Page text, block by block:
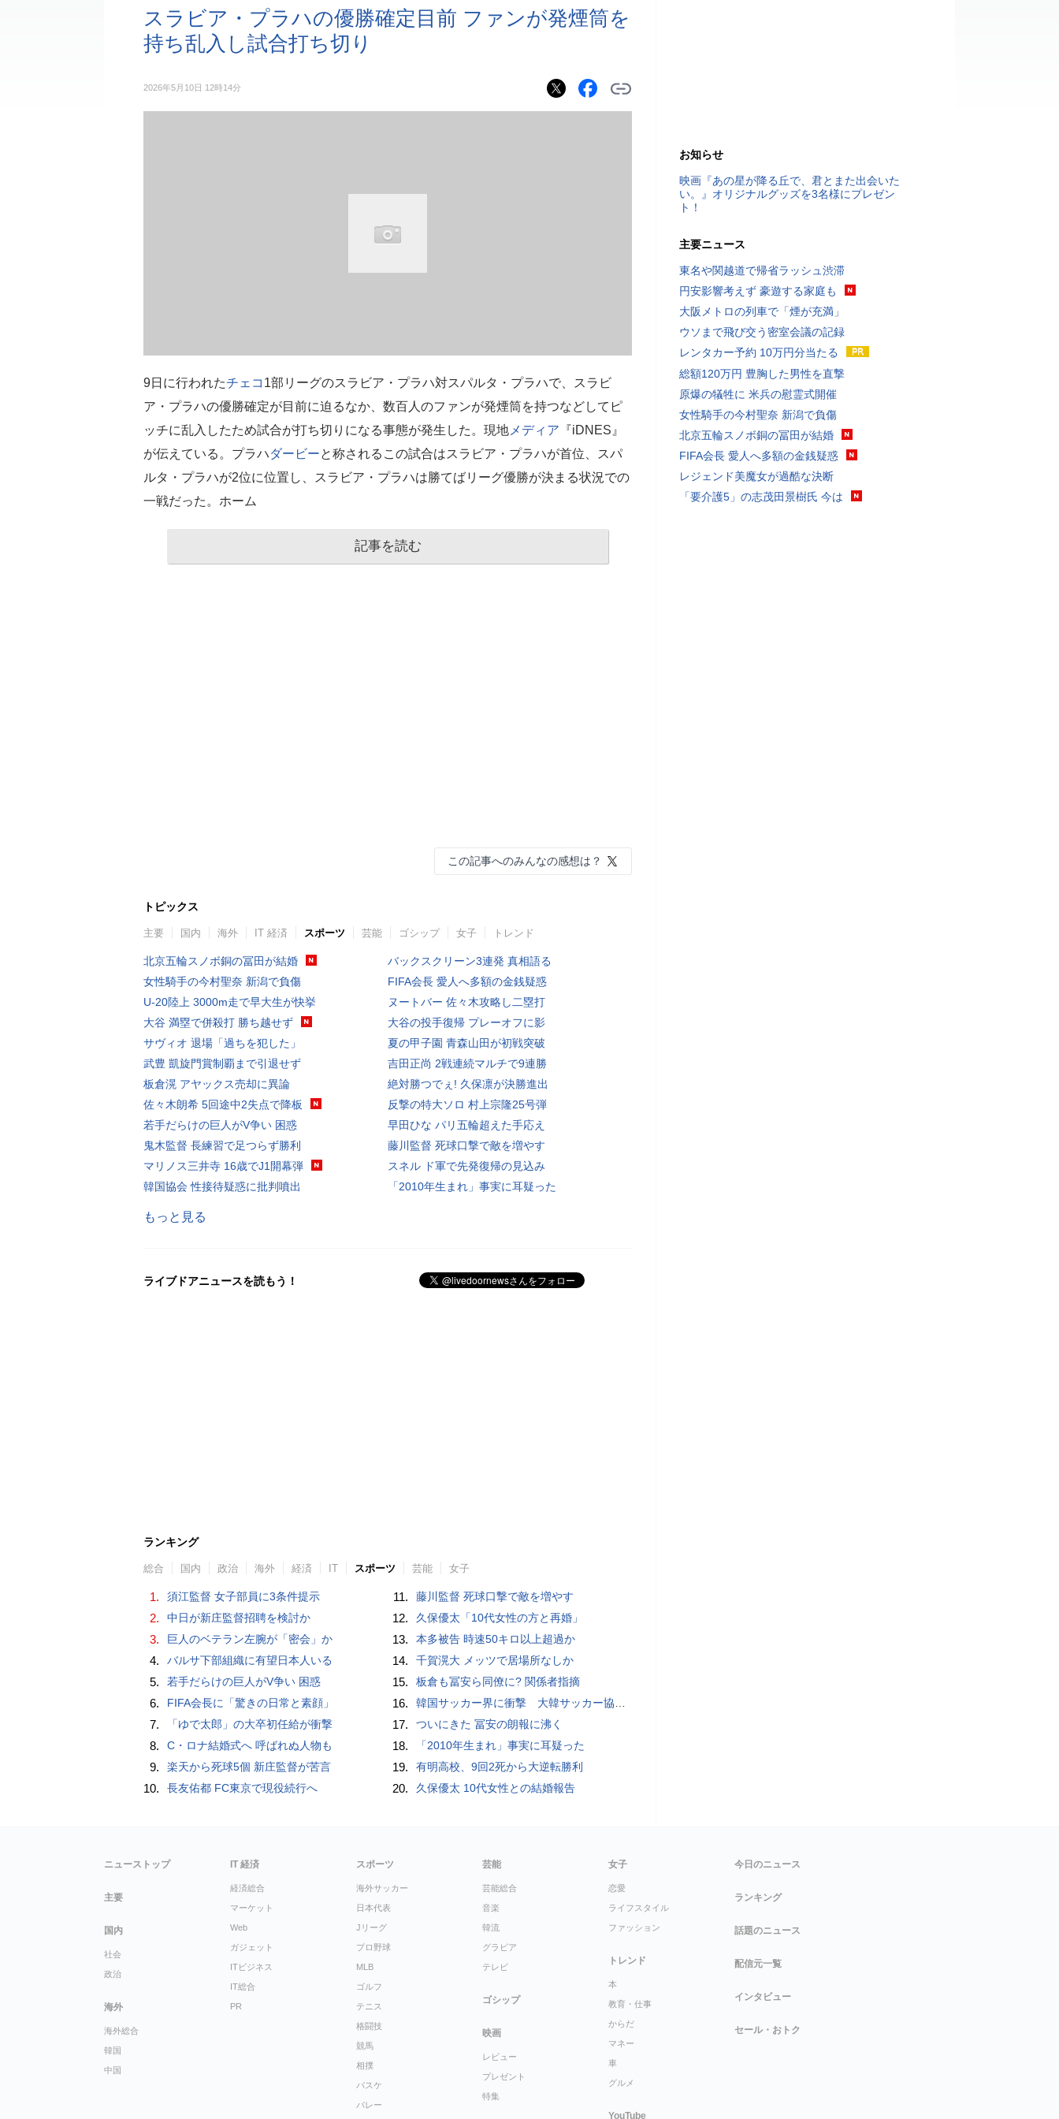
スラビア・プラハの優勝確定目前 ファンが発煙筒を
持ち乱入し試合打ち切り
2026年5月10日 12時14分
9日に行われたチェコ 1部リーグのスラビア・プラハ対スパルタ・プラハで、スラビ
ア・プラハの優勝確定が目前に迫るなか、数百人のファンが発煙筒を持つなどしてピ
ッチに乱入したため試合が打ち切りになる事態が発生した。現地 メディア 『iDNES』
が伝えている。プラハダービーと称されるこの試合はスラビア・プラハが首位、スパ
ルタ・プラハが2位に位置し、スラビア・プラハは勝てばリーグ優勝が決まる状況での
一戦だった。ホーム
記事を読む
この記事へのみんなの感想は？
トピックス
主要 国内 海外 IT 経済 スポーツ 芸能 ゴシップ 女子 トレンド
北京五輪スノボ銅の冨田が結婚
女性騎手の今村聖奈 新潟で負傷
U-20陸上 3000m走で早大生が快挙
大谷 満塁で併殺打 勝ち越せず
サヴィオ 退場「過ちを犯した」
武豊 凱旋門賞制覇まで引退せず
板倉滉 アヤックス売却に異論
佐々木朗希 5回途中2失点で降板
若手だらけの巨人がV争い 困惑
鬼木監督 長練習で足つらず勝利
マリノス三井寺 16歳でJ1開幕弾
韓国協会 性接待疑惑に批判噴出
バックスクリーン3連発 真相語る
FIFA会長 愛人へ多額の金銭疑惑
ヌートバー 佐々木攻略し二塁打
大谷の投手復帰 プレーオフに影
夏の甲子園 青森山田が初戦突破
吉田正尚 2戦連続マルチで9連勝
絶対勝つでぇ! 久保凛が決勝進出
反撃の特大ソロ 村上宗隆25号弾
早田ひな パリ五輪超えた手応え
藤川監督 死球口撃で敵を増やす
スネル ド軍で先発復帰の見込み
「2010年生まれ」事実に耳疑った
もっと見る
ライブドアニュースを読もう！
ランキング
総合 国内 政治 海外 経済 IT スポーツ 芸能 女子
1. 須江監督 女子部員に3条件提示
2. 中日が新庄監督招聘を検討か
3. 巨人のベテラン左腕が「密会」か
4. バルサ下部組織に有望日本人いる
5. 若手だらけの巨人がV争い 困惑
6. FIFA会長に「驚きの日常と素顔」
7. 「ゆで太郎」の大卒初任給が衝撃
8. C・ロナ結婚式へ 呼ばれぬ人物も
9. 楽天から死球5個 新庄監督が苦言
10. 長友佑都 FC東京で現役続行へ
11. 藤川監督 死球口撃で敵を増やす
12. 久保優太「10代女性の方と再婚」
13. 本多被告 時速50キロ以上超過か
14. 千賀滉大 メッツで居場所なしか
15. 板倉も冨安ら同僚に? 関係者指摘
16. 韓国サッカー界に衝撃 大韓サッカー協会に外国人審判への“性的接待”疑惑 韓国メディアが報道
17. ついにきた 冨安の朗報に沸く
18. 「2010年生まれ」事実に耳疑った
19. 有明高校、9回2死から大逆転勝利
20. 久保優太 10代女性との結婚報告
お知らせ
映画『あの星が降る丘で、君とまた出会いた
い。』オリジナルグッズを3名様にプレゼン
ト！
主要ニュース
東名や関越道で帰省ラッシュ渋滞
円安影響考えず 豪遊する家庭も
大阪メトロの列車で「煙が充満」
ウソまで飛び交う密室会議の記録
レンタカー予約 10万円分当たる
総額120万円 豊胸した男性を直撃
原爆の犠牲に 米兵の慰霊式開催
女性騎手の今村聖奈 新潟で負傷
北京五輪スノボ銅の冨田が結婚
FIFA会長 愛人へ多額の金銭疑惑
レジェンド美魔女が過酷な決断
「要介護5」の志茂田景樹氏 今は
ニューストップ
主要
国内
社会
政治
海外
海外総合
韓国
中国
IT 経済
経済総合
マーケット
Web
ガジェット
ITビジネス
IT総合
PR
スポーツ
海外サッカー
日本代表
Jリーグ
プロ野球
MLB
ゴルフ
テニス
格闘技
競馬
相撲
バスケ
バレー
芸能
芸能総合
音楽
韓流
グラビア
テレビ
ゴシップ
映画
レビュー
プレゼント
特集
女子
恋愛
ライフスタイル
ファッション
トレンド
本
教育・仕事
からだ
マネー
車
グルメ
YouTube
今日のニュース
ランキング
話題のニュース
配信元一覧
インタビュー
セール・おトク